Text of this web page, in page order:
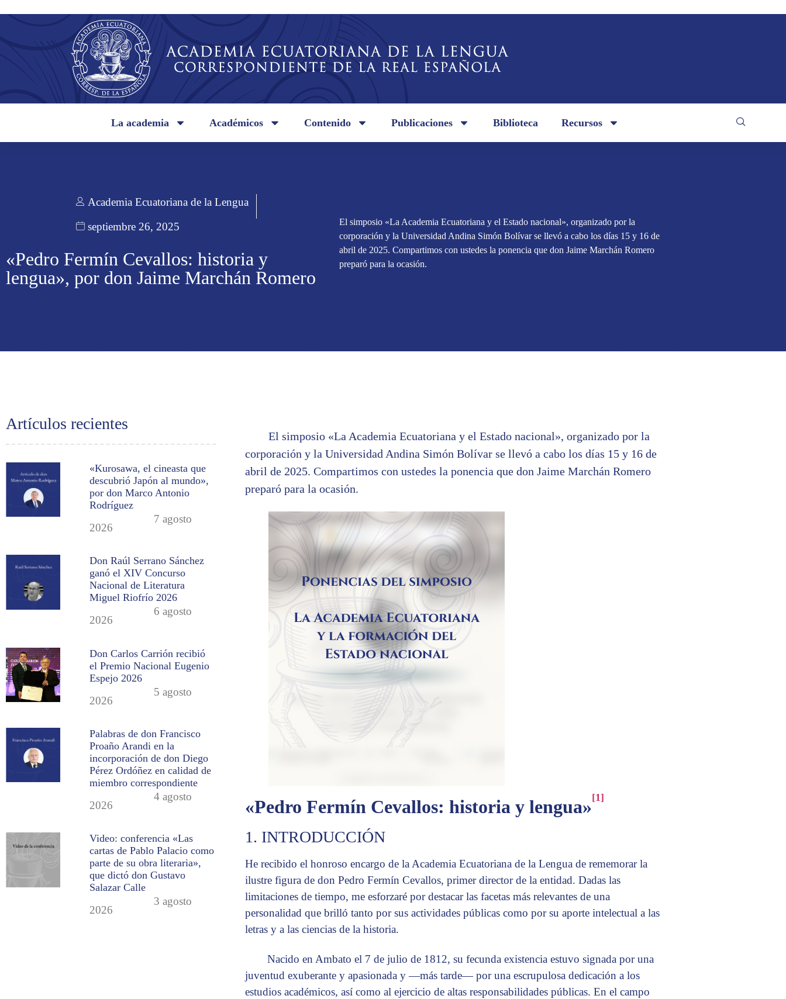
La academia Académicos Contenido Publicaciones Biblioteca Recursos
Academia Ecuatoriana de la Lengua
septiembre 26, 2025
«Pedro Fermín Cevallos: historia y
lengua», por don Jaime Marchán Romero
El simposio «La Academia Ecuatoriana y el Estado nacional», organizado por la
corporación y la Universidad Andina Simón Bolívar se llevó a cabo los días 15 y 16 de
abril de 2025. Compartimos con ustedes la ponencia que don Jaime Marchán Romero
preparó para la ocasión.
Artículos recientes
«Kurosawa, el cineasta que
descubrió Japón al mundo»,
por don Marco Antonio
Rodríguez
7 agosto
2026
Don Raúl Serrano Sánchez
ganó el XIV Concurso
Nacional de Literatura
Miguel Riofrío 2026
6 agosto
2026
Don Carlos Carrión recibió
el Premio Nacional Eugenio
Espejo 2026
5 agosto
2026
Palabras de don Francisco
Proaño Arandi en la
incorporación de don Diego
Pérez Ordóñez en calidad de
miembro correspondiente
4 agosto
2026
Video: conferencia «Las
cartas de Pablo Palacio como
parte de su obra literaria»,
que dictó don Gustavo
Salazar Calle
3 agosto
2026
El simposio «La Academia Ecuatoriana y el Estado nacional», organizado por la
corporación y la Universidad Andina Simón Bolívar se llevó a cabo los días 15 y 16 de
abril de 2025. Compartimos con ustedes la ponencia que don Jaime Marchán Romero
preparó para la ocasión.
«Pedro Fermín Cevallos: historia y lengua»[1]
1. INTRODUCCIÓN
He recibido el honroso encargo de la Academia Ecuatoriana de la Lengua de rememorar la
ilustre figura de don Pedro Fermín Cevallos, primer director de la entidad. Dadas las
limitaciones de tiempo, me esforzaré por destacar las facetas más relevantes de una
personalidad que brilló tanto por sus actividades públicas como por su aporte intelectual a las
letras y a las ciencias de la historia.
Nacido en Ambato el 7 de julio de 1812, su fecunda existencia estuvo signada por una
juventud exuberante y apasionada y —más tarde— por una escrupulosa dedicación a los
estudios académicos, así como al ejercicio de altas responsabilidades públicas. En el campo